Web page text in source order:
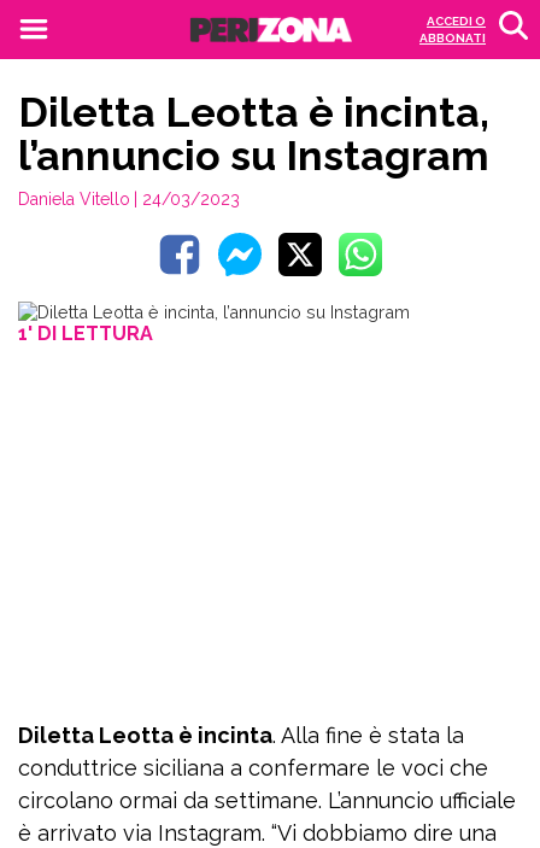
ACCEDI O
ABBONATI
Diletta Leotta è incinta,
l’annuncio su Instagram
Daniela Vitello | 24/03/2023
1' DI LETTURA
Diletta Leotta è incinta. Alla fine è stata la
conduttrice siciliana a confermare le voci che
circolano ormai da settimane. L’annuncio ufficiale
è arrivato via Instagram. “Vi dobbiamo dire una